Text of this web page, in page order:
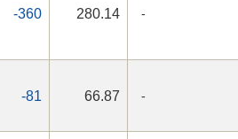
-360 280.14 -
-81 66.87 -